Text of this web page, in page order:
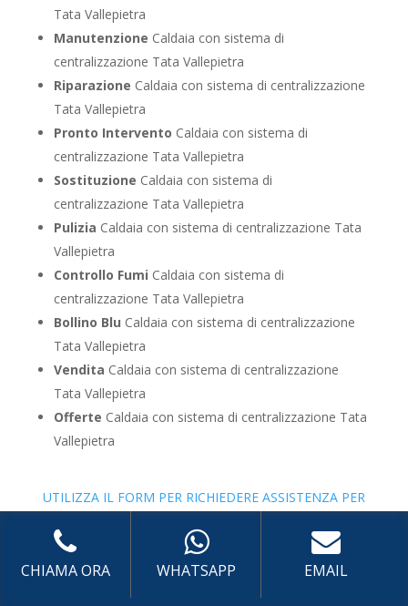
Tata Vallepietra
Manutenzione Caldaia con sistema di
centralizzazione Tata Vallepietra
Riparazione Caldaia con sistema di centralizzazione
Tata Vallepietra
Pronto Intervento Caldaia con sistema di
centralizzazione Tata Vallepietra
Sostituzione Caldaia con sistema di
centralizzazione Tata Vallepietra
Pulizia Caldaia con sistema di centralizzazione Tata
Vallepietra
Controllo Fumi Caldaia con sistema di
centralizzazione Tata Vallepietra
Bollino Blu Caldaia con sistema di centralizzazione
Tata Vallepietra
Vendita Caldaia con sistema di centralizzazione
Tata Vallepietra
Offerte Caldaia con sistema di centralizzazione Tata
Vallepietra
UTILIZZA IL FORM PER RICHIEDERE ASSISTENZA PER
Assistenza Caldaia con
sistema di centralizzato a
CHIAMA ORA WHATSAPP EMAIL